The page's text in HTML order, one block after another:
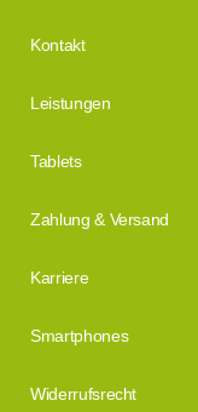
Kontakt
Leistungen
Tablets
Zahlung & Versand
Karriere
Smartphones
Widerrufsrecht